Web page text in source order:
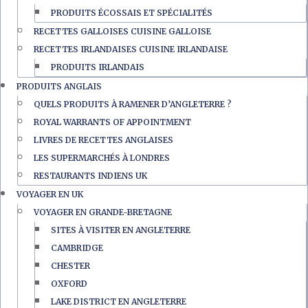
PRODUITS ÉCOSSAIS ET SPÉCIALITÉS
RECETTES GALLOISES CUISINE GALLOISE
RECETTES IRLANDAISES CUISINE IRLANDAISE
PRODUITS IRLANDAIS
PRODUITS ANGLAIS
QUELS PRODUITS À RAMENER D’ANGLETERRE ?
ROYAL WARRANTS OF APPOINTMENT
LIVRES DE RECETTES ANGLAISES
LES SUPERMARCHÉS À LONDRES
RESTAURANTS INDIENS UK
VOYAGER EN UK
VOYAGER EN GRANDE-BRETAGNE
SITES À VISITER EN ANGLETERRE
CAMBRIDGE
CHESTER
OXFORD
LAKE DISTRICT EN ANGLETERRE